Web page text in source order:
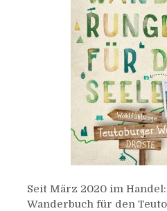
Seit März 2020 im
Wanderbuch für den